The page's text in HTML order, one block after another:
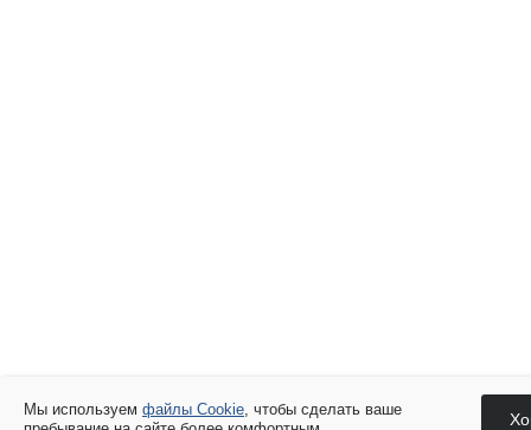
Мы используем файлы Cookie, чтобы сделать ваше